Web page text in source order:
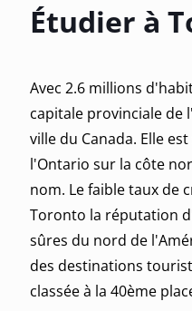
Étudier à
Avec 2.6 millions
capitale provinciale de
ville du Canada. Elle
l'Ontario sur la côte
nom. Le faible taux de
Toronto la réputation
sûres du nord de
des destinations
classée à la 40ème